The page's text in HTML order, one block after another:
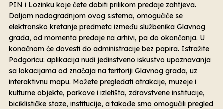
PIN i Lozinku koje ćete dobiti prilikom predaje zahtjeva.
Daljom nadogradnjom ovog sistema, omogućiće se
elektronsko kretanje predmeta između službenika Glavnog
grada, od momenta predaje na arhivi, pa do okončanja. U
konačnom će dovesti do administracije bez papira. Istražite
Podgoricu: aplikacija nudi jedinstveno iskustvo upoznavanja
sa lokacijama od značaja na teritoriji Glavnog grada, uz
interaktivnu mapu. Možete pregledati atrakcije, muzeje i
kulturne objekte, parkove i izletišta, zdravstvene institucije,
biciklističke staze, institucije, a takođe smo omogućili pregled